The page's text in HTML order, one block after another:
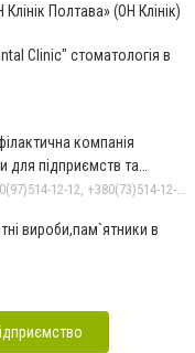
Полтава» (ОН Клінік)
компанія
для підприємств та
вироби,пам`ятники в